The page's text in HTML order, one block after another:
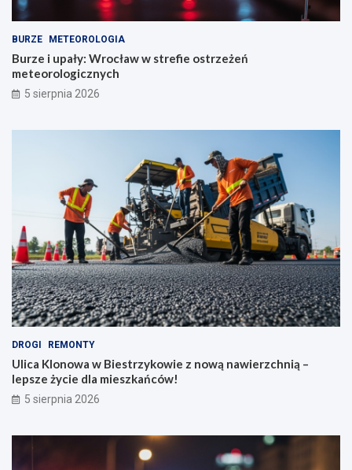
BURZE METEOROLOGIA
Burze i upały: Wrocław w strefie ostrzeżeń
meteorologicznych
5 sierpnia 2026
DROGI REMONTY
Ulica Klonowa w Biestrzykowie z nową nawierzchnią –
lepsze życie dla mieszkańców!
5 sierpnia 2026